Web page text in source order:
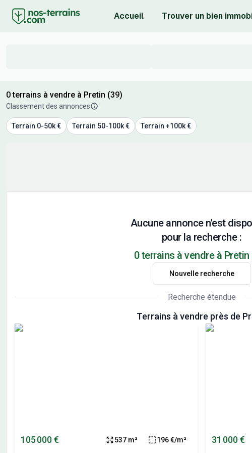
Accueil Trouver un bien
0 terrains à vendre à Pretin (39)
Classement des annonces
Terrain 0-50k € Terrain 50-100k € Terrain +100k €
Aucune annonce n'est
pour la recherche :
0 terrains à vendre à Pretin
Nouvelle recherche
Recherche étendue
Terrains à vendre près de
105 000 € 537 m² 196 €/m² 31 000 €